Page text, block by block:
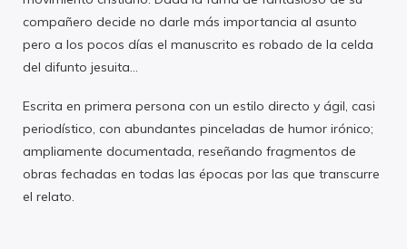
compañero decide no darle más importancia al asunto
pero a los pocos días el manuscrito es robado de la celda
del difunto jesuita…
Escrita en primera persona con un estilo directo y ágil, casi
periodístico, con abundantes pinceladas de humor irónico;
ampliamente documentada, reseñando fragmentos de
obras fechadas en todas las épocas por las que transcurre
el relato.